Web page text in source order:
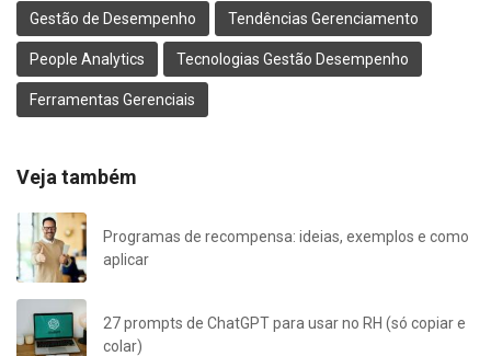
Gestão de Desempenho Tendências Gerenciamento
People Analytics Tecnologias Gestão Desempenho
Ferramentas Gerenciais
Veja também
Programas de recompensa: ideias, exemplos e como
aplicar
27 prompts de ChatGPT para usar no RH (só copiar e
colar)